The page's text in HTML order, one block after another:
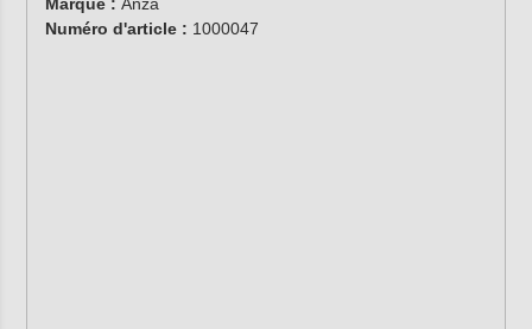
Marque : Anza
Numéro d'article : 1000047